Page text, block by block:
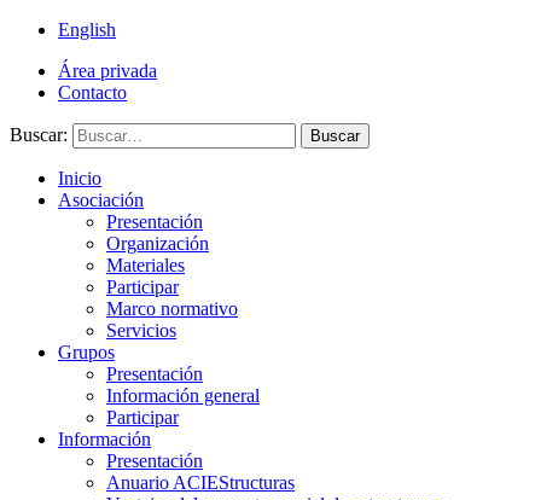
English
Área privada
Contacto
Buscar: Buscar
Inicio
Asociación
Presentación
Organización
Materiales
Participar
Marco normativo
Servicios
Grupos
Presentación
Información general
Participar
Información
Presentación
Anuario ACIEStructuras